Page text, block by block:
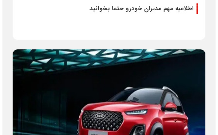
اطلاعیه مهم مدیران خودرو حتما بخوانید